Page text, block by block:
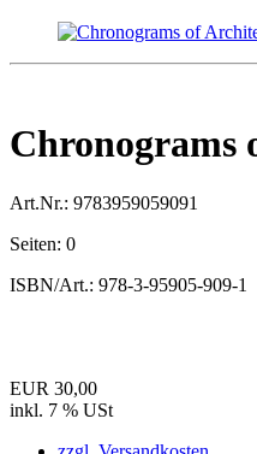
Chronograms
Art.Nr.: 9783959059091
Seiten: 0
ISBN/Art.: 978-3-95905-909-1
EUR 30,00
inkl. 7 % USt